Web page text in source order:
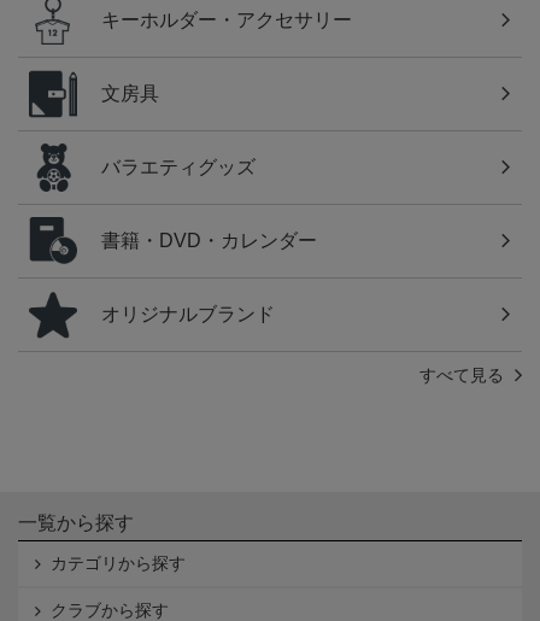
キーホルダー・アクセサリー
文房具
バラエティグッズ
書籍・DVD・カレンダー
オリジナルブランド
すべて見る
一覧から探す
カテゴリから探す
クラブから探す